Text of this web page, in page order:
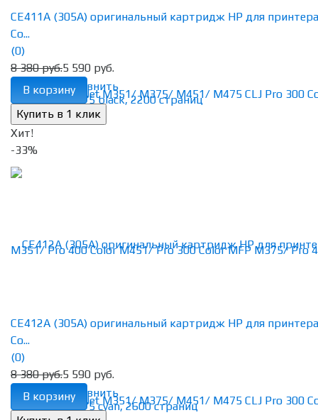
избранное сравнить
CE411A (305A) оригинальный картридж HP для
Co...
(0)
8 380 руб.5 590 руб.
В корзину
Хит!
-33%
избранное сравнить
CE412A (305A) оригинальный картридж HP для
Co...
(0)
8 380 руб.5 590 руб.
В корзину